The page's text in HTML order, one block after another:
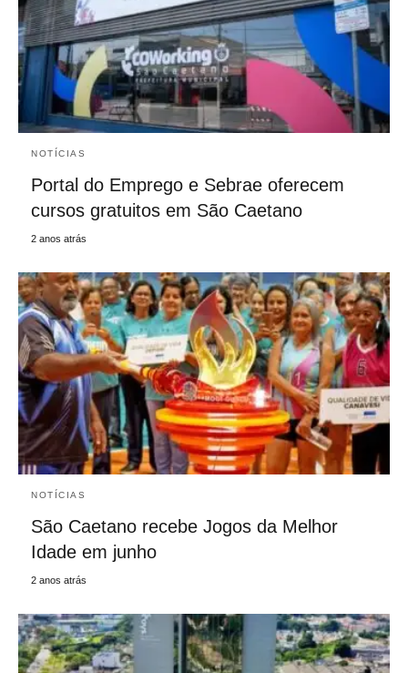
NOTÍCIAS
Portal do Emprego e Sebrae oferecem
cursos gratuitos em São Caetano
2 anos atrás
NOTÍCIAS
São Caetano recebe Jogos da Melhor
Idade em junho
2 anos atrás